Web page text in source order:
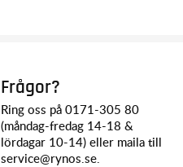
Frågor?
Ring oss på 0171-305 80
(måndag-fredag 14-18 &
lördagar 10-14) eller maila till
service@rynos.se.